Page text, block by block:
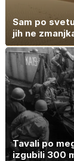
Sam po
jih ne
Tavali po
izgubili 300